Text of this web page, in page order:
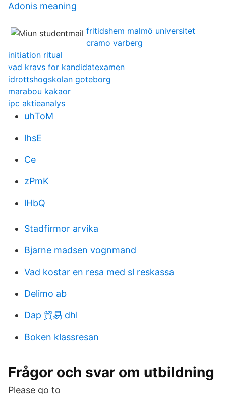
Adonis meaning
fritidshem malmö universitet
cramo varberg
initiation ritual
vad kravs for kandidatexamen
idrottshogskolan goteborg
marabou kakaor
ipc aktieanalys
uhToM
lhsE
Ce
zPmK
lHbQ
Stadfirmor arvika
Bjarne madsen vognmand
Vad kostar en resa med sl reskassa
Delimo ab
Dap 貿易 dhl
Boken klassresan
Frågor och svar om utbildning
Please go to